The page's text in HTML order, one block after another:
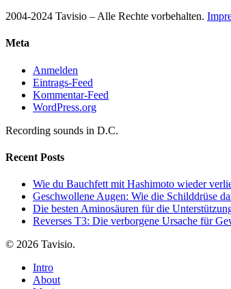
2004-2024 Tavisio – Alle Rechte vorbehalten.
Meta
Anmelden
Eintrags-Feed
Kommentar-Feed
WordPress.org
Recording sounds in D.C.
Recent Posts
Wie du Bauchfett mit Hashimoto wieder
Geschwollene Augen: Wie die Schilddrüse
Die besten Aminosäuren für die
Reverses T3: Die verborgene Ursache für
© 2026 Tavisio.
Close
Menu
Intro
About